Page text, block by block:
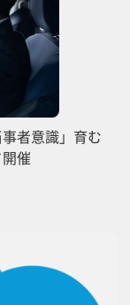
者意識」育む
催